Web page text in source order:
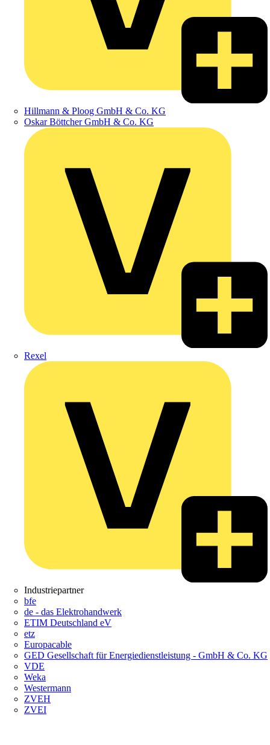
Hillmann & Ploog GmbH & Co. KG
Oskar Böttcher GmbH & Co. KG
Rexel
Industriepartner
bfe
de - das Elektrohandwerk
ETIM Deutschland eV
etz
Europacable
GED Gesellschaft für Energiedienstleistung - GmbH & Co. KG
VDE
Weka
Westermann
ZVEH
ZVEI